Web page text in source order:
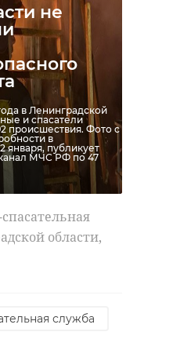
не
в Ленинградской
и спасатели
происшествия. Фото с
в
января, публикует
МЧС РФ по 47
области,
служба